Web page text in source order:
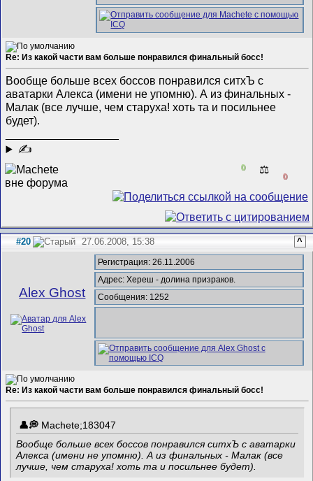
Re: Из какой части вам больше понравился финальный босс!
Вообще больше всех боссов понравился ситхЪ с
аватарки Алекса (имени не упомню). А из финальных -
Малак (все лучше, чем старуха! хоть та и посильнее
будет).
✍
0 ⚖️
0
#20 27.06.2008, 15:38 ^
Alex Ghost
Регистрация: 26.11.2006
Адрес: Хереш - долина призраков.
Сообщения: 1252
Re: Из какой части вам больше понравился финальный босс!
Machete;183047
Вообще больше всех боссов понравился ситхЪ с аватарки
Алекса (имени не упомню). А из финальных - Малак (все
лучше, чем старуха! хоть та и посильнее будет).